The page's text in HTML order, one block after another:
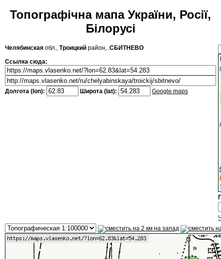
Топографічна мапа України, Росії,
Білорусі
Челябинская обл., Троицкий район, .СБИТНЕВО
Ссылка сюда:
Долгота (lon): Широта (lat): Google maps